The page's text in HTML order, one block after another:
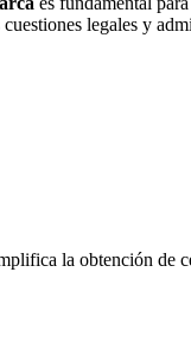
legales y
la obtención de